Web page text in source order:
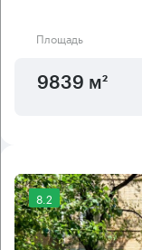
Площадь
9839 м²
8.2